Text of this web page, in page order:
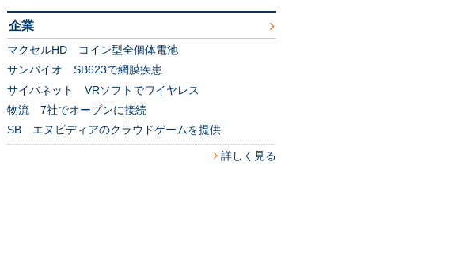
企業
マクセルHD コイン型全個体電池
サンバイオ SB623で網膜疾患
サイバネット VRソフトでワイヤレス
物流 7社でオープンに接続
SB エヌビディアのクラウドゲームを提供
詳しく見る